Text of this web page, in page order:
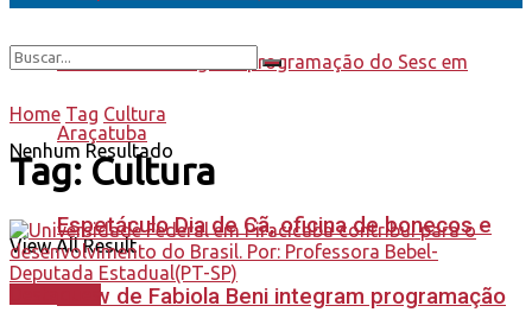
Espetáculo Dia de Cã, oficina de bonecos e
show de Fabiola Beni integram programação
Nenhum Resultado
View All Result
Home Tag Cultura
Tag:Cultura